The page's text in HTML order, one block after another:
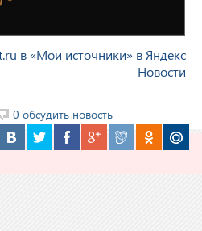
в «Мои источники» в Яндекс
Новости
0 обсудить новость